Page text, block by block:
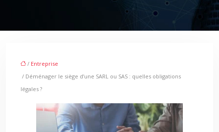
/ Entreprise
/ Déménager le siège d’une SARL ou SAS : quelles obligations
légales ?